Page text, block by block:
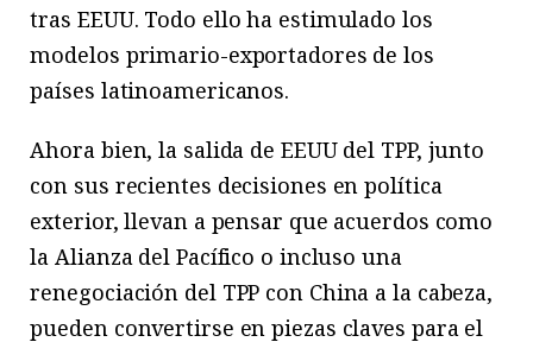
tras EEUU. Todo ello ha estimulado los
modelos primario-exportadores de los
países latinoamericanos.
Ahora bien, la salida de EEUU del TPP, junto
con sus recientes decisiones en política
exterior, llevan a pensar que acuerdos como
la Alianza del Pacífico o incluso una
renegociación del TPP con China a la cabeza,
pueden convertirse en piezas claves para el